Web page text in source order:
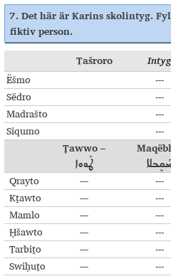
7. Det här är Karins skolintyg.
fiktiv person.
Tašroro
Intyg
Ëšmo ---
Sëdro ---
Madrašto ---
Siqumo ---
Ṭawwo –
ܛܰܘܘܐ
Qrayto --- ---
Kṯawto --- ---
Mamlo --- ---
Ḥšawto --- ---
Tarbiṯo --- ---
Swiḥuṯo --- ---